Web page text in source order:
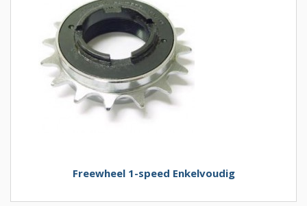
Freewheel 1-speed Enkelvoudig